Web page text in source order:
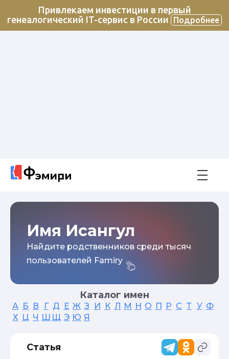
Привлекаем инвестиции в первый
генеалогический IT-сервис в России
Подробнее
Имя Исангул
Найдите родственников среди тысяч
пользователей Famiry
Каталог имен
А Б В Г Д Е Ж З И К Л М Н О П Р С Т У Ф
Х Ц Ч Ш Щ Э Ю Я
Статья